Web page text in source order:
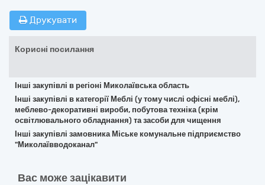
Друкувати
Корисні посилання
Інші закупівлі в регіоні Миколаївська область
Інші закупівлі в категорії Меблі (у тому числі офісні меблі),
меблево-декоративні вироби, побутова техніка (крім
освітлювального обладнання) та засоби для чищення
Інші закупівлі замовника Міське комунальне підприємство
"Миколаївводоканал"
Вас може зацікавити